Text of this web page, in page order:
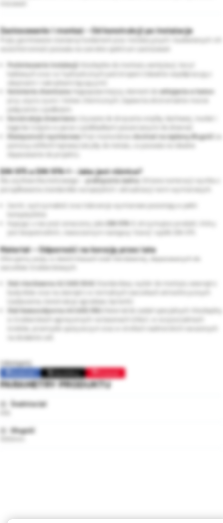
Zastosowanie i montaż - Od konstrukcji po instalacje
Pręty gwintowane stanowią fundament prac instalacyjnych i budowlanych. Ich
Podwieszanie instalacji:
Niezbędne do montażu wentylacji, koryt
kablowych oraz rur hydraulicznych pod stropem (idealnie współpracują z
Kotwienie chemiczne:
Najpopularniejszy element do wklejania w beton
przy użyciu żywic i kotew chemicznych. Zapewnia ekstremalnie mocne
Konstrukcje drewniane: Używane do skręcania więźby dachowej, murłat i
legarów (często w parze z podkładkami poszerzanymi do drewna).
Elastyczność wymiarowa:
docinać na żądaną długość
dopasowanie do projektu.
DIN 975 a DIN 976-1 - Jaka jest różnica?
Dla użytkownika końcowego – praktycznie żadna
. Zmiana numeracji wynika z
Gwint, wytrzymałość oraz tolerancje wymiarowe pozostają w pełni
kompatybilne.
Kupując u nas pręt oznaczony jako DIN 976-1
, otrzymujesz produkt, który
jest bezpośrednim, nowoczesnym następcą "starej" szpilki DIN 975.
Materiał – Odporność na korozję przez lata
Oferujemy pręty w dwóch klasach stali nierdzewnej, dopasowanych do
Stal nierdzewna A2 (AISI 304):
Standardowy wybór do montażu wewnątrz
(zadaszenia, konstrukcje ogrodowe, barierki).
Stal kwasoodporna A4 (AISI 316):
Materiał do zadań specjalnych. Niezbędny
w środowiskach agresywnych: na basenach (chlor), w oczyszczalniach
ścieków, przemyśle spożywczym oraz w strefach nadmorskich narażonych
Udostępnij:
Opublikuj Pinterest
PARAMETRY PRODUKTU
Średnica (⌀)
Długość